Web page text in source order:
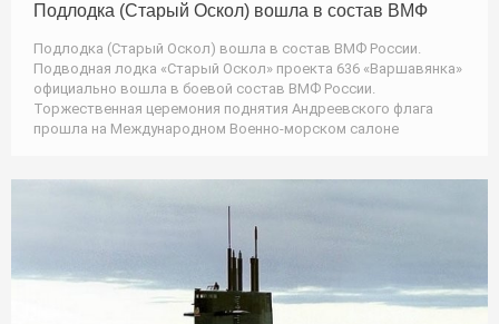
Подлодка (Старый Оскол) вошла в состав ВМФ
Подлодка (Старый Оскол) вошла в состав ВМФ России.
Подводная лодка «Старый Оскол» проекта 636 «Варшавянка»
официально вошла в боевой состав ВМФ России.
Торжественная церемония поднятия Андреевского флага
прошла на Международном Военно-морском салоне